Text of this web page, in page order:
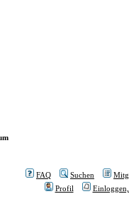
FAQ Suchen
Profil